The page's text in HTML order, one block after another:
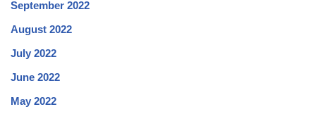
September 2022
August 2022
July 2022
June 2022
May 2022